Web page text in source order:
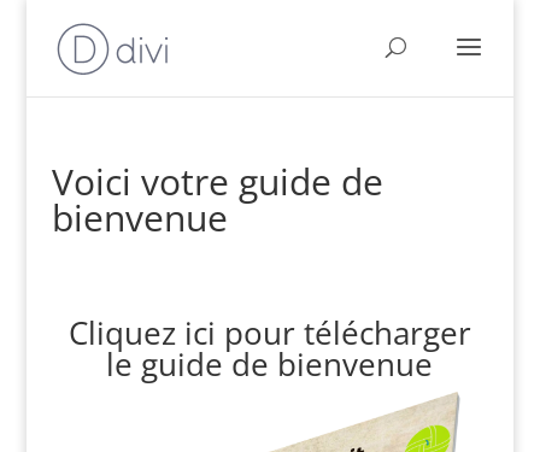
Voici votre guide de
bienvenue
Cliquez ici pour télécharger
le guide de bienvenue